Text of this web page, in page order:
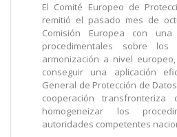
El Comité Europeo de
remitió el pasado mes de
Comisión Europea con
procedimentales sobre
armonización a nivel
conseguir una aplicación
General de Protección de
cooperación transfronteriza
homogeneizar los
autoridades competentes